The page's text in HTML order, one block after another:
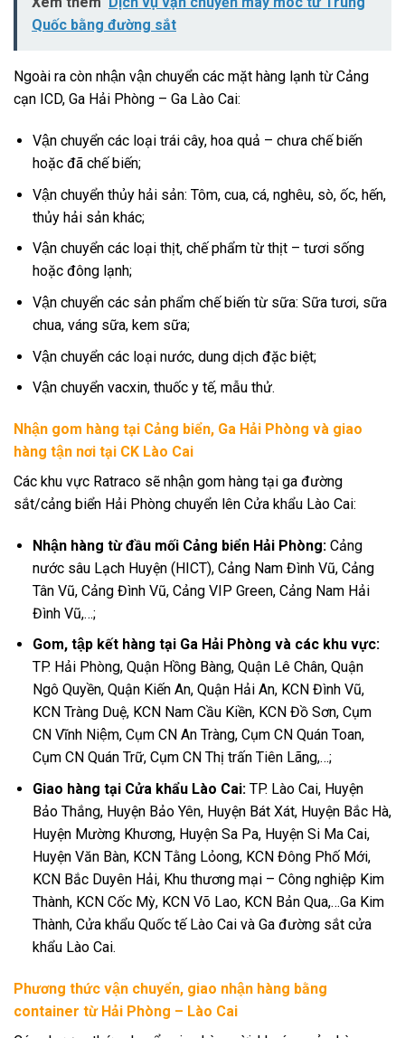
Quốc bằng đường sắt
Ngoài ra còn nhận vận chuyển các mặt hàng lạnh từ Cảng
cạn ICD, Ga Hải Phòng – Ga Lào Cai:
Vận chuyển các loại trái cây, hoa quả – chưa chế biến
hoặc đã chế biến;
Vận chuyển thủy hải sản: Tôm, cua, cá, nghêu, sò, ốc, hến,
thủy hải sản khác;
Vận chuyển các loại thịt, chế phẩm từ thịt – tươi sống
hoặc đông lạnh;
Vận chuyển các sản phẩm chế biến từ sữa: Sữa tươi, sữa
chua, váng sữa, kem sữa;
Vận chuyển các loại nước, dung dịch đặc biệt;
Vận chuyển vacxin, thuốc y tế, mẫu thử.
Nhận gom hàng tại Cảng biển, Ga Hải Phòng và giao
hàng tận nơi tại CK Lào Cai
Các khu vực Ratraco sẽ nhận gom hàng tại ga đường
sắt/cảng biển Hải Phòng chuyển lên Cửa khẩu Lào Cai:
Nhận hàng từ đầu mối Cảng biển Hải Phòng:Cảng
nước sâu Lạch Huyện (HICT), Cảng Nam Đình Vũ, Cảng
Tân Vũ, Cảng Đình Vũ, Cảng VIP Green, Cảng Nam Hải
Đình Vũ,…;
Gom, tập kết hàng tại Ga Hải Phòng và các khu vực:
TP. Hải Phòng, Quận Hồng Bàng, Quận Lê Chân, Quận
Ngô Quyền, Quận Kiến An, Quận Hải An, KCN Đình Vũ,
KCN Tràng Duệ, KCN Nam Cầu Kiền, KCN Đồ Sơn, Cụm
CN Vĩnh Niệm, Cụm CN An Tràng, Cụm CN Quán Toan,
Cụm CN Quán Trữ, Cụm CN Thị trấn Tiên Lãng,…;
Giao hàng tại Cửa khẩu Lào Cai:TP. Lào Cai, Huyện
Bảo Thắng, Huyện Bảo Yên, Huyện Bát Xát, Huyện Bắc Hà,
Huyện Mường Khương, Huyện Sa Pa, Huyện Si Ma Cai,
Huyện Văn Bàn, KCN Tằng Lỏong, KCN Đông Phố Mới,
KCN Bắc Duyên Hải, Khu thương mại – Công nghiệp Kim
Thành, KCN Cốc Mỳ, KCN Võ Lao, KCN Bản Qua,…Ga Kim
Thành, Cửa khẩu Quốc tế Lào Cai và Ga đường sắt cửa
khẩu Lào Cai.
Phương thức vận chuyển, giao nhận hàng bằng
container từ Hải Phòng – Lào Cai